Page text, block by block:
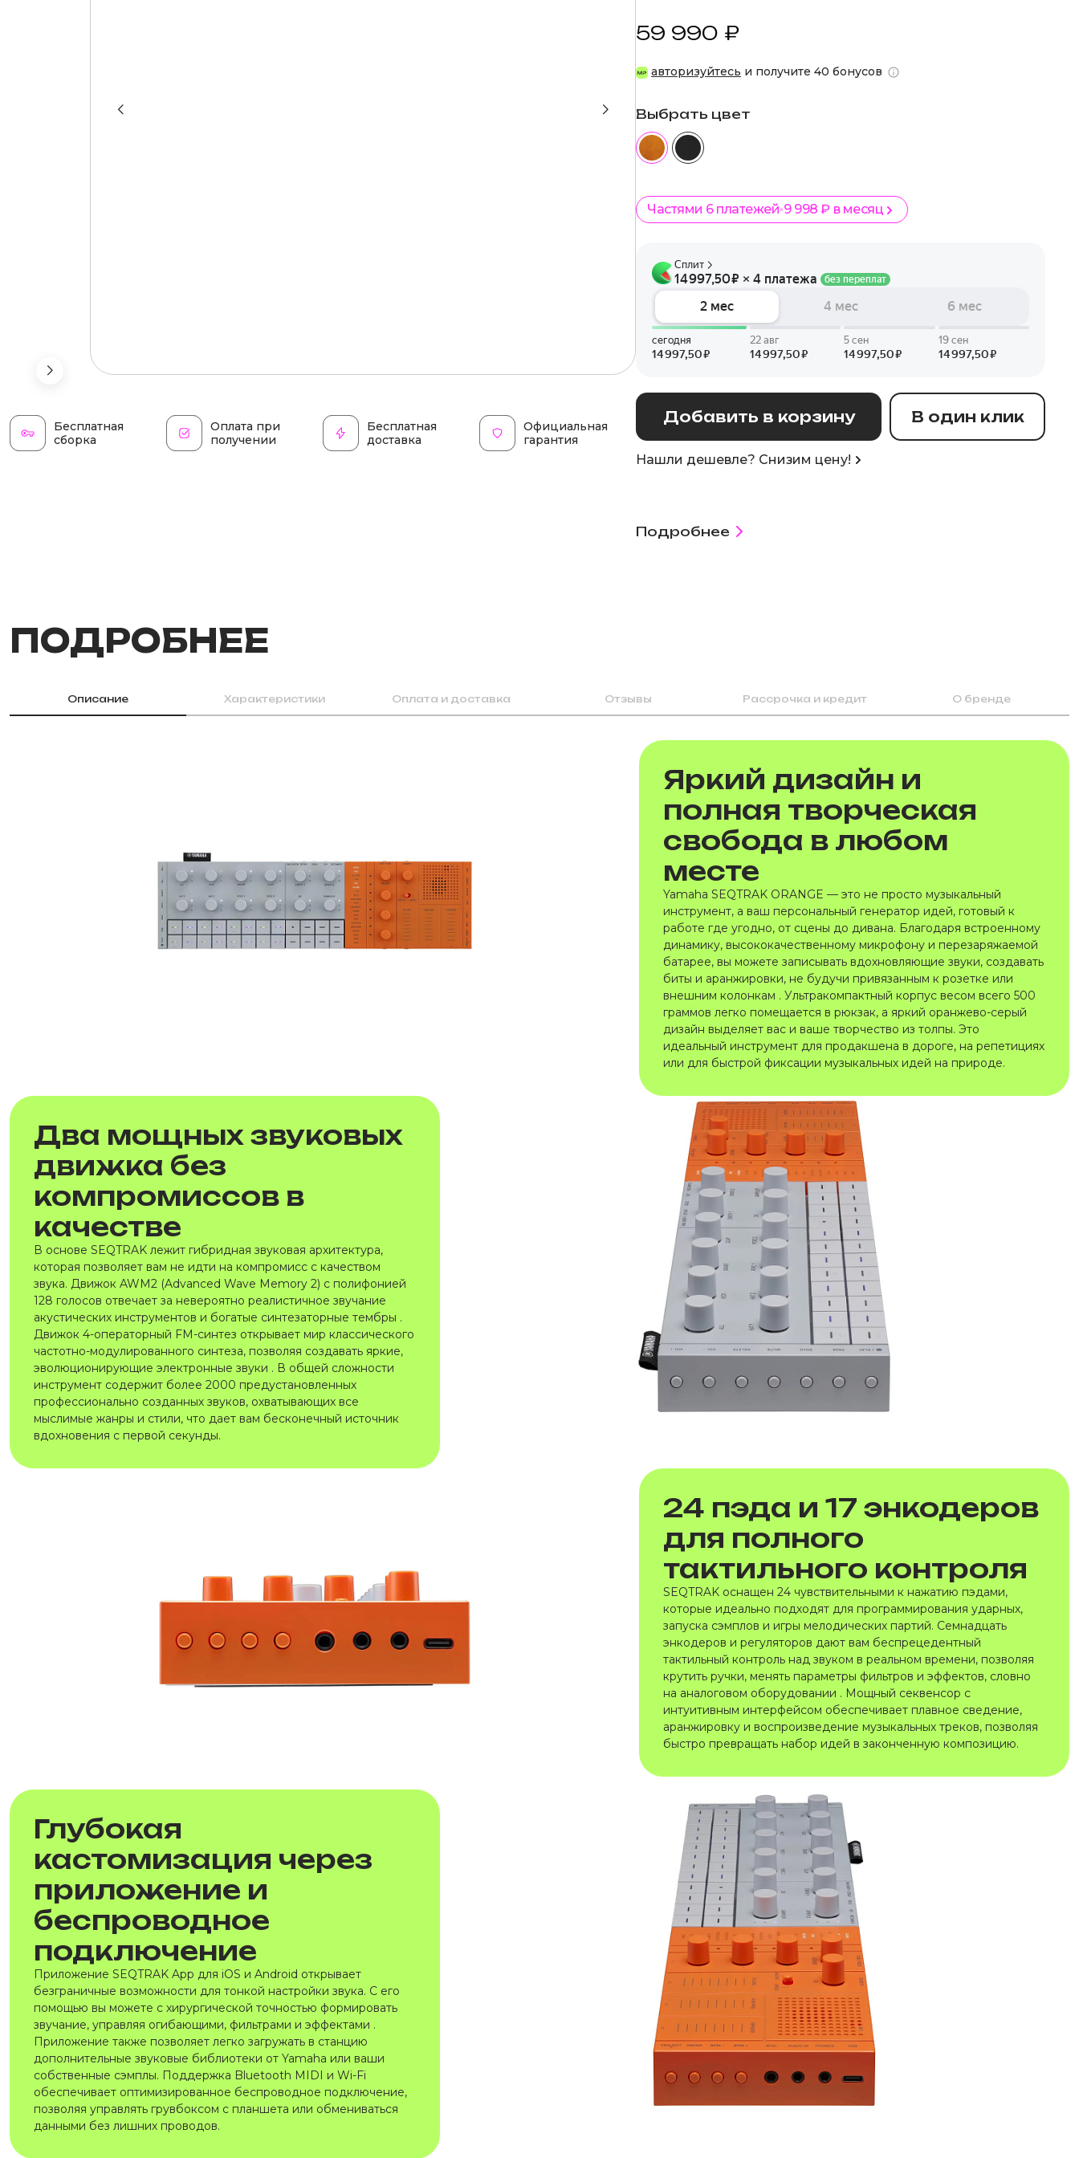
Бесплатная
сборка
Оплата при
получении
Бесплатная
доставка
Официальная
гарантия
59 990 ₽
авторизуйтесь и получите 40 бонусов
Выбрать цвет
Частями 6 платежей 9 998 ₽ в месяц
Добавить в корзину В один клик
Нашли дешевле? Снизим цену!
Подробнее
ПОДРОБНЕЕ
Описание Характеристики Оплата и доставка Отзывы Рассрочка и кредит О бренде
Яркий дизайн и
полная творческая
свобода в любом
месте
Yamaha SEQTRAK ORANGE — это не просто музыкальный
инструмент, а ваш персональный генератор идей, готовый к
работе где угодно, от сцены до дивана. Благодаря встроенному
динамику, высококачественному микрофону и перезаряжаемой
батарее, вы можете записывать вдохновляющие звуки, создавать
биты и аранжировки, не будучи привязанным к розетке или
внешним колонкам . Ультракомпактный корпус весом всего 500
граммов легко помещается в рюкзак, а яркий оранжево-серый
дизайн выделяет вас и ваше творчество из толпы. Это
идеальный инструмент для продакшена в дороге, на репетициях
или для быстрой фиксации музыкальных идей на природе.
Два мощных звуковых
движка без
компромиссов в
качестве
В основе SEQTRAK лежит гибридная звуковая архитектура,
которая позволяет вам не идти на компромисс с качеством
звука. Движок AWM2 (Advanced Wave Memory 2) с полифонией
128 голосов отвечает за невероятно реалистичное звучание
акустических инструментов и богатые синтезаторные тембры .
Движок 4-операторный FM-синтез открывает мир классического
частотно-модулированного синтеза, позволяя создавать яркие,
эволюционирующие электронные звуки . В общей сложности
инструмент содержит более 2000 предустановленных
профессионально созданных звуков, охватывающих все
мыслимые жанры и стили, что дает вам бесконечный источник
вдохновения с первой секунды.
24 пэда и 17 энкодеров
для полного
тактильного контроля
SEQTRAK оснащен 24 чувствительными к нажатию пэдами,
которые идеально подходят для программирования ударных,
запуска сэмплов и игры мелодических партий. Семнадцать
энкодеров и регуляторов дают вам беспрецедентный
тактильный контроль над звуком в реальном времени, позволяя
крутить ручки, менять параметры фильтров и эффектов, словно
на аналоговом оборудовании . Мощный секвенсор с
интуитивным интерфейсом обеспечивает плавное сведение,
аранжировку и воспроизведение музыкальных треков, позволяя
быстро превращать набор идей в законченную композицию.
Глубокая
кастомизация через
приложение и
беспроводное
подключение
Приложение SEQTRAK App для iOS и Android открывает
безграничные возможности для тонкой настройки звука. С его
помощью вы можете с хирургической точностью формировать
звучание, управляя огибающими, фильтрами и эффектами .
Приложение также позволяет легко загружать в станцию
дополнительные звуковые библиотеки от Yamaha или ваши
собственные сэмплы. Поддержка Bluetooth MIDI и Wi-Fi
обеспечивает оптимизированное беспроводное подключение,
позволяя управлять грувбоксом с планшета или обмениваться
данными без лишних проводов.